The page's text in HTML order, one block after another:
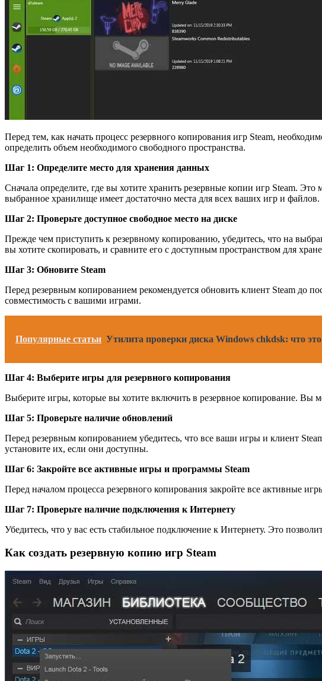
Перед тем, как начать процесс резервного копирования игр Steam,
определить объем необходимого свободного пространства.
Шаг 1: Определите место для хранения данных
Сначала определите, где вы хотите хранить резервные копии игр Steam.
выбранное хранилище имеет достаточно места для всех ваших игр и файлов.
Шаг 2: Проверьте доступное свободное место на диске
Прежде чем приступить к резервному копированию, убедитесь, что на
вы хотите скопировать, и сравните его с доступным пространством для
Шаг 3: Обновите Steam
Перед резервным копированием рекомендуется обновить клиент Steam до
совместимость с вашими играми.
Популярные статьи Утилита проверки диска Windows chkdsk: что
Шаг 4: Выберите игры для резервного копирования
Выберите игры, которые вы хотите включить в резервное копирование. Вы
Шаг 5: Проверьте наличие обновлений
Перед резервным копированием убедитесь, что все ваши игры и клиент
установите их, если они доступны.
Шаг 6: Закройте все активные игры и программы Steam
Перед началом процесса резервного копирования закройте все активные
Шаг 7: Проверьте наличие подключения к Интернету
Убедитесь, что у вас есть стабильное подключение к Интернету. Это
Как создать резервную копию игр Steam